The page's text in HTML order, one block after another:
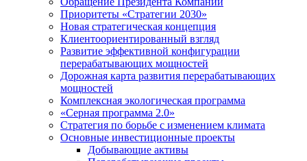
Приоритеты «Стратегии 2030»
Новая стратегическая концепция
Клиентоориентированный взгляд
Развитие эффективной конфигурации
перерабатывающих мощностей
Дорожная карта развития перерабатывающих
мощностей
Комплексная экологическая программа
«Серная программа 2.0»
Стратегия по борьбе с изменением климата
Основные инвестиционные проекты
Добывающие активы